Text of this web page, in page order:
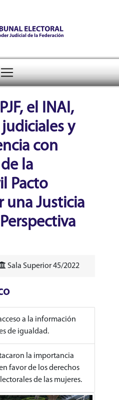
del
el INAI,
y
con
la
Pacto
una Justicia
Sala Superior 45/2022
a la información
de igualdad.
la importancia
favor de los derechos
de las mujeres.